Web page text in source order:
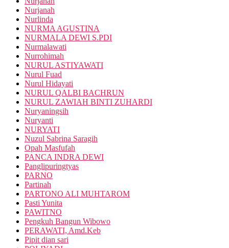
Nurjanah
Nurlinda
NURMA AGUSTINA
NURMALA DEWI S.PDI
Nurmalawati
Nurrohimah
NURUL ASTIYAWATI
Nurul Fuad
Nurul Hidayati
NURUL QALBI BACHRUN
NURUL ZAWIAH BINTI ZUHARDI
Nuryaningsih
Nuryanti
NURYATI
Nuzul Sabrina Saragih
Opah Masfufah
PANCA INDRA DEWI
Panglipuringtyas
PARNO
Partinah
PARTONO ALI MUHTAROM
Pasti Yunita
PAWITNO
Pengkuh Bangun Wibowo
PERAWATI, Amd.Keb
Pipit dian sari